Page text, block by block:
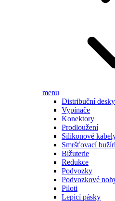
menu
Distribuční desky
Vypínače
Konektory
Prodloužení
Silikonové
Smršťovací
Bižuterie
Redukce
Podvozky
Podvozkové
Piloti
Lepící pásky